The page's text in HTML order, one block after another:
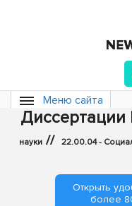
Меню сайта
Диссертации
науки // 22.00.04 -
Открыть
более